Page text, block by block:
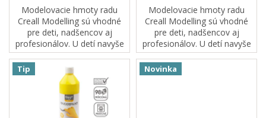
Modelovacie hmoty radu
Creall Modelling sú vhodné
pre deti, nadšencov aj
profesionálov. U detí navyše
pomáhajú rozvíjať jemnú
motoriku a kreativitu.
Modelovacie hmoty radu
Creall Modelling sú vhodné
pre deti, nadšencov aj
profesionálov. U detí navyše
pomáhajú rozvíjať jemnú
motoriku a kreativitu.
Tip Novinka